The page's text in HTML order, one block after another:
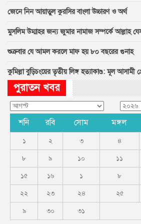
জেনে নিন আয়াতুল কুরসির বাংলা উচ্চারণ ও অর্থ
মুসলিম উম্মাহর জন্য জুমার নামাজ সম্পর্কে আল্লাহ
শুক্রবার যে আমল করলে মাফ হয় ৮০ বছরের গুনাহ
কুমিল্লা বুড়িচংয়ের তৃতীয় লিঙ্গ হত্যাকাণ্ড: মূল আসামী
পুরাতন খবর
শনি রবি সোম মঙ্গল
১ ২ ৩ ৪
৮ ৯ ১০ ১১
১৫ ১৬ ১ ৮
২২ ২৩ ২৪ ২৫
৯ ৩০ ৩১